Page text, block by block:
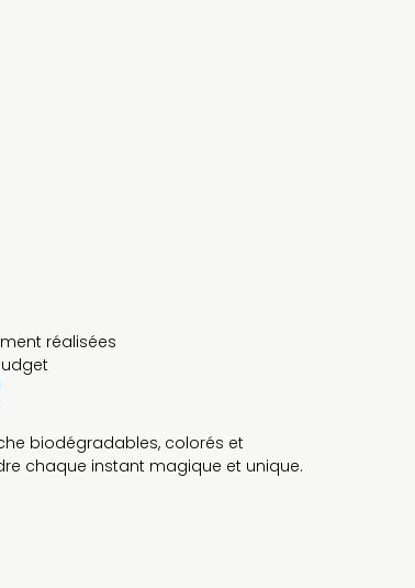
réalisées
biodégradables, colorés et
chaque instant magique et unique.